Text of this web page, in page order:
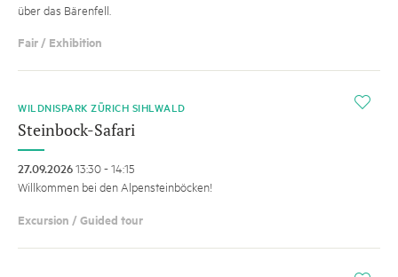
über das Bärenfell.
Fair / Exhibition
i
WILDNISPARK ZÜRICH SIHLWALD
Steinbock-Safari
27.09.202613:30 - 14:15
Willkommen bei den Alpensteinböcken!
Excursion / Guided tour